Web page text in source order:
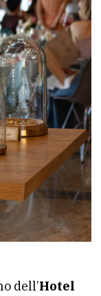
dell’Hotel